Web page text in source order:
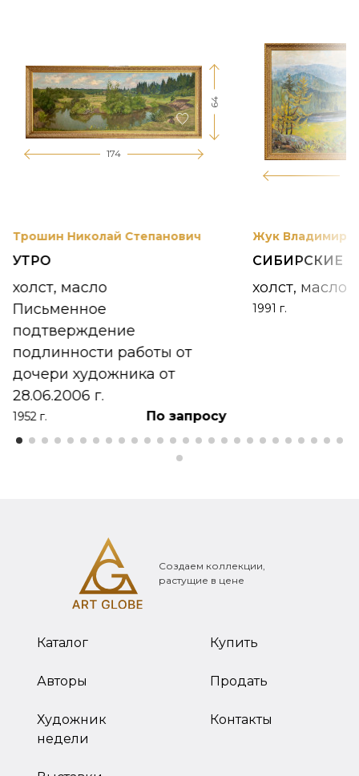
174
64
Трошин Николай Степанович
УТРО
холст, масло
Письменное
подтверждение
подлинности работы от
дочери художника от
28.06.2006 г.
1952 г. По запросу
Жук Владимир
СИБИРСКИЕ
холст, масло
1991 г.
Создаем коллекции,
растущие в цене
Каталог
Авторы
Художник
недели
Купить
Продать
Контакты